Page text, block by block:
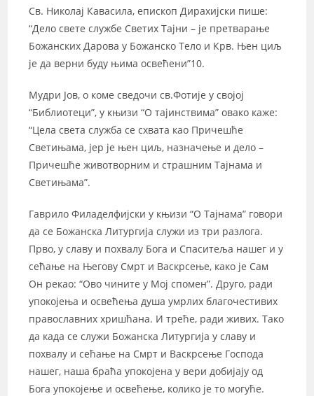
Св. Николај Кавасила, епископ Дирахијски пише:
“Дело свете службе Светих Тајни – је претварање
Божанских Дарова у Божанско Тело и Крв. Њен циљ
је да верни буду њима освећени”10.
Мудри Јов, о коме сведочи св.Фотије у својој
“Библиотеци”, у књизи “О тајинствима” овако каже:
“Цела света служба се схвата као Причешће
Светињама, јер је њен циљ, назначење и дело –
Причешће животворним и страшним Тајнама и
Светињама”.
Гаврило Филаделфијски у књизи “О Тајнама” говори
да се Божанска Литургија служи из три разлога.
Прво, у славу и похвалу Бога и Спаситеља нашег и у
сећање на Његову Смрт и Васкрсење, како је Сам
Он рекао: “Ово чините у Мој спомен”. Друго, ради
упокојења и освећења душа умрлих благочестивих
православних хришћана. И треће, ради живих. Тако
да када се служи Божанска Литургија у славу и
похвалу и сећање на Смрт и Васкрсење Господа
нашег, наша браћа упокојена у вери добијају од
Бога упокојење и освећење, колико је то могуће.